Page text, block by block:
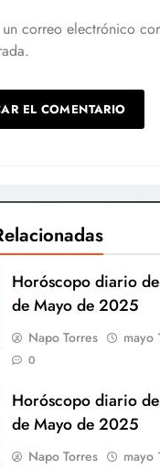
correo electrónico
Horóscopo diario
de Mayo de 2025
Napo Torres mayo
0
Horóscopo diario
de Mayo de 2025
Napo Torres mayo